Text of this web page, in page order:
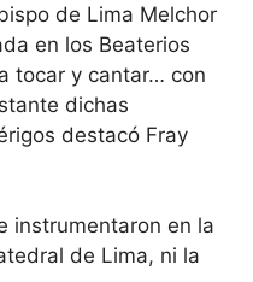
de Lima Melchor
en los Beaterios
tocar y cantar… con
dichas
destacó Fray
instrumentaron en la
de Lima, ni la